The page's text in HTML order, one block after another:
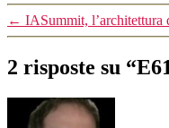
← IASummit, l’architettura
2 risposte su